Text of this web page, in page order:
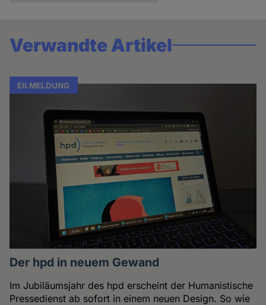
Verwandte Artikel
EILMELDUNG
Der hpd in neuem Gewand
Im Jubiläumsjahr des hpd erscheint der Humanistische
Pressedienst ab sofort in einem neuen Design. So wie